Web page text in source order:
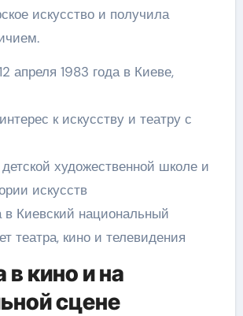
искусство и получила
апреля 1983 года в Киеве,
к искусству и театру с
художественной школе и
искусств
в Киевский национальный
театра, кино и телевидения
в кино и на
сцене